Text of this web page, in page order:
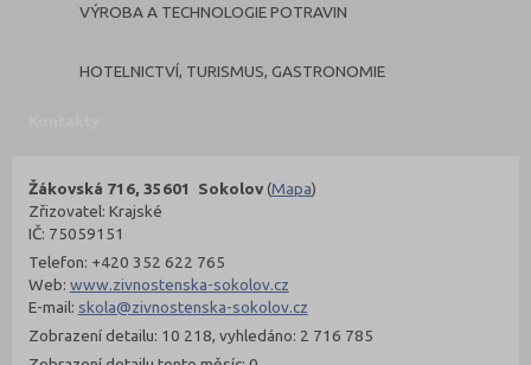
VÝROBA A TECHNOLOGIE POTRAVIN
HOTELNICTVÍ, TURISMUS, GASTRONOMIE
Žákovská 716, 35601 Sokolov(Mapa)
Zřizovatel: Krajské
IČ: 75059151
Telefon: +420 352 622 765
Web: www.zivnostenska-sokolov.cz
E-mail: skola@zivnostenska-sokolov.cz
Zobrazení detailu: 10 218, vyhledáno: 2 716 785